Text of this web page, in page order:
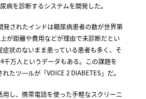
病を診断するシステムを開発した。
発されたインドは糖尿病患者の数が世界第
が距離や費用などが理由で未診断だとい
症状のないまま患っている患者も多く、そ
千万人というデータもある。この課題を
たツ―ルが「VOICE 2 DIABETES」だ。
用し、携帯電話を使った手軽なスクリーニ